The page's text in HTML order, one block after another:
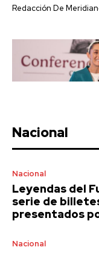
Redacción De
Nacional
Nacional
Leyendas del
serie de
presentados
Nacional